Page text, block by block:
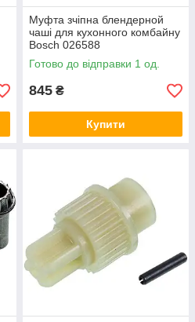
Муфта зчіпна блендерной
чаші для кухонного комбайну
Bosch 026588
Готово до відправки 1 од.
845 ₴
Купити